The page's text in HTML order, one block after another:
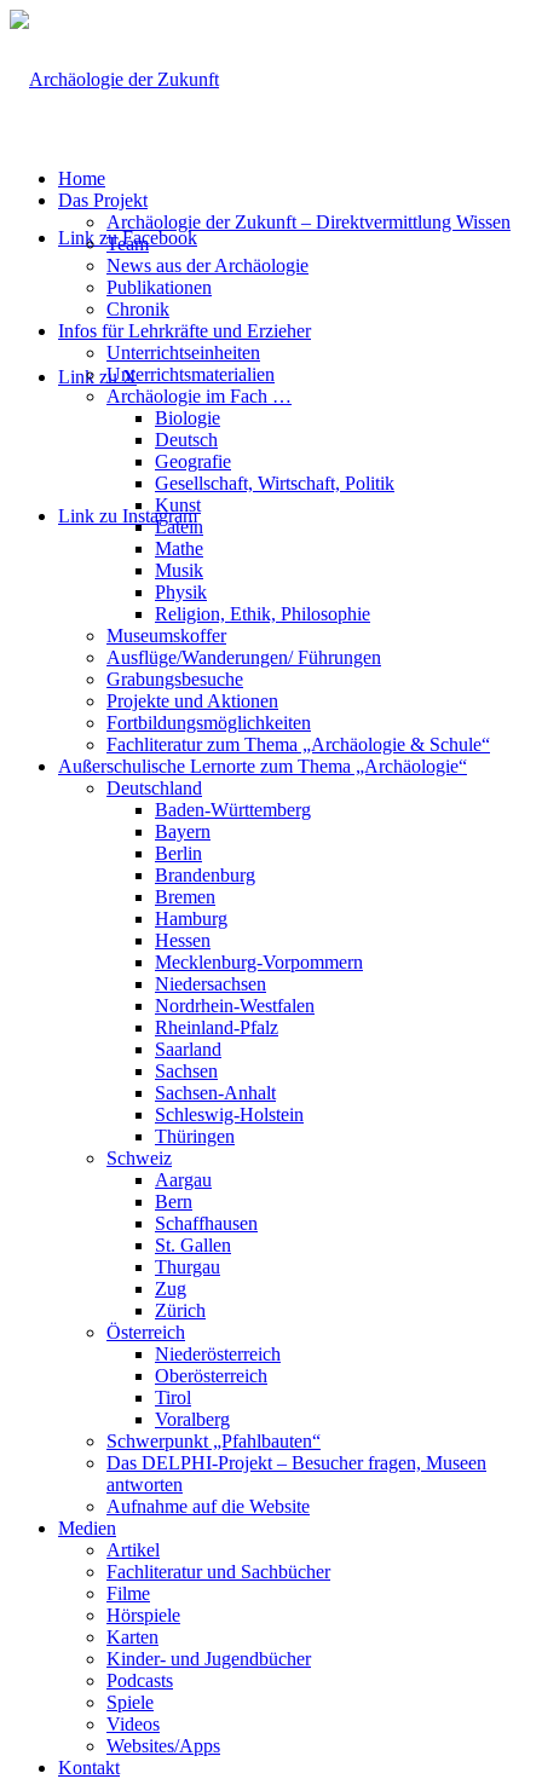
Link zu Facebook
Link zu X
Link zu Instagram
Home
Das Projekt
Archäologie der Zukunft – Direktvermittlung Wissen
Team
News aus der Archäologie
Publikationen
Chronik
Infos für Lehrkräfte und Erzieher
Unterrichtseinheiten
Unterrichtsmaterialien
Archäologie im Fach …
Biologie
Deutsch
Geografie
Gesellschaft, Wirtschaft, Politik
Kunst
Latein
Mathe
Musik
Physik
Religion, Ethik, Philosophie
Museumskoffer
Ausflüge/Wanderungen/ Führungen
Grabungsbesuche
Projekte und Aktionen
Fortbildungsmöglichkeiten
Fachliteratur zum Thema „Archäologie & Schule“
Außerschulische Lernorte zum Thema „Archäologie“
Deutschland
Baden-Württemberg
Bayern
Berlin
Brandenburg
Bremen
Hamburg
Hessen
Mecklenburg-Vorpommern
Niedersachsen
Nordrhein-Westfalen
Rheinland-Pfalz
Saarland
Sachsen
Sachsen-Anhalt
Schleswig-Holstein
Thüringen
Schweiz
Aargau
Bern
Schaffhausen
St. Gallen
Thurgau
Zug
Zürich
Österreich
Niederösterreich
Oberösterreich
Tirol
Voralberg
Schwerpunkt „Pfahlbauten“
Das DELPHI-Projekt – Besucher fragen, Museen
antworten
Aufnahme auf die Website
Medien
Artikel
Fachliteratur und Sachbücher
Filme
Hörspiele
Karten
Kinder- und Jugendbücher
Podcasts
Spiele
Videos
Websites/Apps
Kontakt